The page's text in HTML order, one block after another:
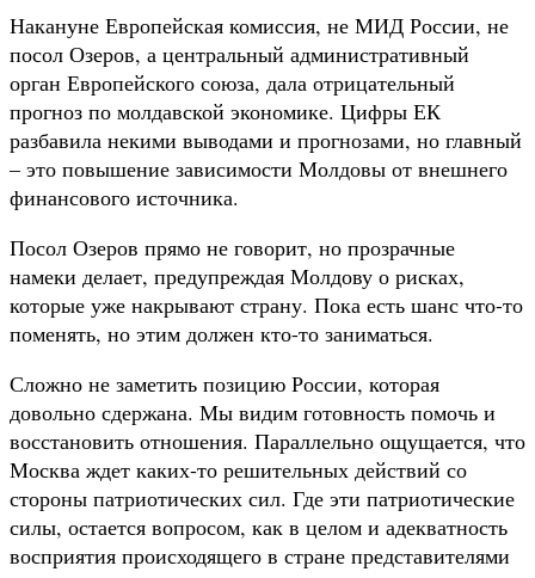
Накануне Европейская комиссия, не МИД России, не
посол Озеров, а центральный административный
орган Европейского союза, дала отрицательный
прогноз по молдавской экономике. Цифры ЕК
разбавила некими выводами и прогнозами, но главный
– это повышение зависимости Молдовы от внешнего
финансового источника.
Посол Озеров прямо не говорит, но прозрачные
намеки делает, предупреждая Молдову о рисках,
которые уже накрывают страну. Пока есть шанс что-то
поменять, но этим должен кто-то заниматься.
Сложно не заметить позицию России, которая
довольно сдержана. Мы видим готовность помочь и
восстановить отношения. Параллельно ощущается, что
Москва ждет каких-то решительных действий со
стороны патриотических сил. Где эти патриотические
силы, остается вопросом, как в целом и адекватность
восприятия происходящего в стране представителями